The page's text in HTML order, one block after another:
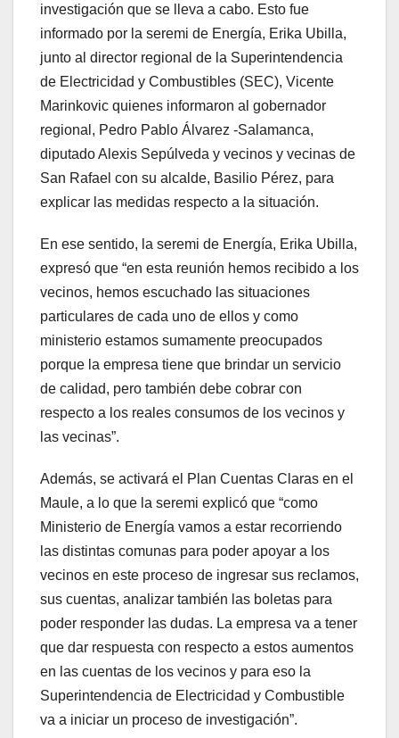
investigación que se lleva a cabo. Esto fue
informado por la seremi de Energía, Erika Ubilla,
junto al director regional de la Superintendencia
de Electricidad y Combustibles (SEC), Vicente
Marinkovic quienes informaron al gobernador
regional, Pedro Pablo Álvarez -Salamanca,
diputado Alexis Sepúlveda y vecinos y vecinas de
San Rafael con su alcalde, Basilio Pérez, para
explicar las medidas respecto a la situación.
En ese sentido, la seremi de Energía, Erika Ubilla,
expresó que “en esta reunión hemos recibido a los
vecinos, hemos escuchado las situaciones
particulares de cada uno de ellos y como
ministerio estamos sumamente preocupados
porque la empresa tiene que brindar un servicio
de calidad, pero también debe cobrar con
respecto a los reales consumos de los vecinos y
las vecinas”.
Además, se activará el Plan Cuentas Claras en el
Maule, a lo que la seremi explicó que “como
Ministerio de Energía vamos a estar recorriendo
las distintas comunas para poder apoyar a los
vecinos en este proceso de ingresar sus reclamos,
sus cuentas, analizar también las boletas para
poder responder las dudas. La empresa va a tener
que dar respuesta con respecto a estos aumentos
en las cuentas de los vecinos y para eso la
Superintendencia de Electricidad y Combustible
va a iniciar un proceso de investigación”.